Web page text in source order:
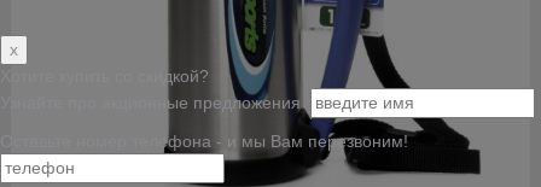
x
Хотите купить со скидкой?
Узнайте про акционные предложения
Оставьте номер телефона - и мы Вам перезвоним!